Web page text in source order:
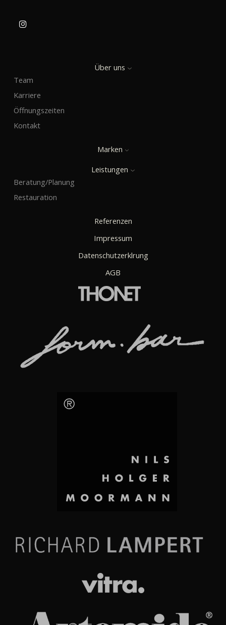
Über uns
Team
Karriere
Öffnungszeiten
Kontakt
Marken
Leistungen
Beratung/Planung
Restauration
Referenzen
Impressum
Datenschutzerklrung
AGB